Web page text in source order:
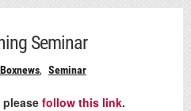
Seminar
Boxnews, Seminar
follow this link.